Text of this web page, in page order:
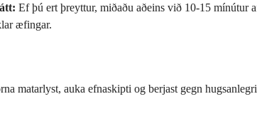
Ef þú ert þreyttur, miðaðu aðeins við 10-15 mínútur
æfingar.
matarlyst, auka efnaskipti og berjast gegn